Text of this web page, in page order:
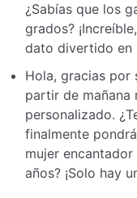
¿Sabías que los
grados?
dato divertido en
Hola, gracias por
partir de
personalizado.
finalmente
mujer
años? ¡Solo hay